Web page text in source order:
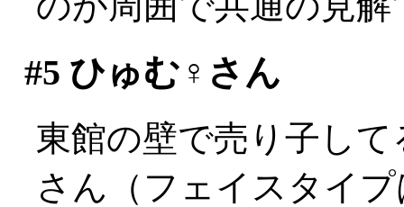
#5 ひゅむ♀さん
東館の壁で売り子し
さん（フェイスタイ